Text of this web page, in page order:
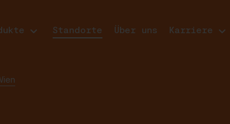
Standorte Über uns Karriere